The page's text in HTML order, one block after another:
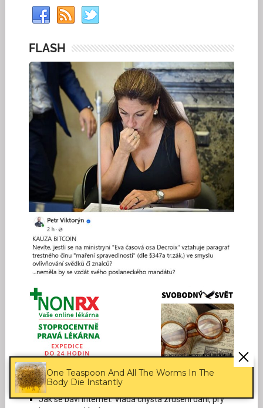
One Teaspoon And All The Worms In The
Body Die Instantly
FLASH
TOP ČLÁNKY TÝDNE
Jak se baví internet: Vláda chystá zrušení daní, prý